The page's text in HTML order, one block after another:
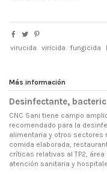
virucida viricida fungicida
Más información
Desinfectante,
CNC Sani tiene campo
recomendado para la
alimentaria y otros sectores
comida elaborada,
críticas relativas al TP2,
atención sanitaria y